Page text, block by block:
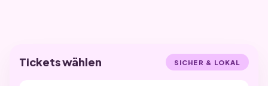
Tickets wählen SICHER & LOKAL